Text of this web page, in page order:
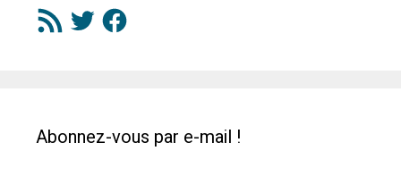
Flux
RSS
TwitterFacebook
Abonnez-vous par e-mail !